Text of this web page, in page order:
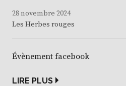
28 novembre 2024
Les Herbes rouges
Évènement facebook
LIRE PLUS